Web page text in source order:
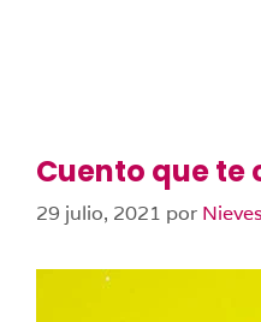
Cuento que te
29 julio, 2021 por